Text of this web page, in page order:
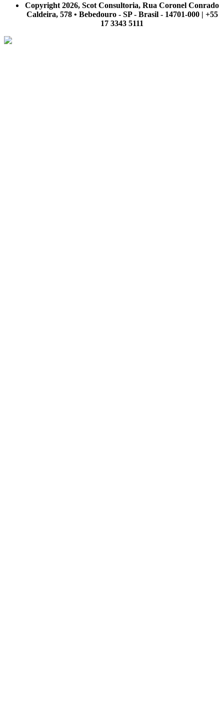
Copyright 2026, Scot Consultoria, Rua Coronel Conrado
Caldeira, 578 • Bebedouro - SP - Brasil - 14701-000 | +55
17 3343 5111